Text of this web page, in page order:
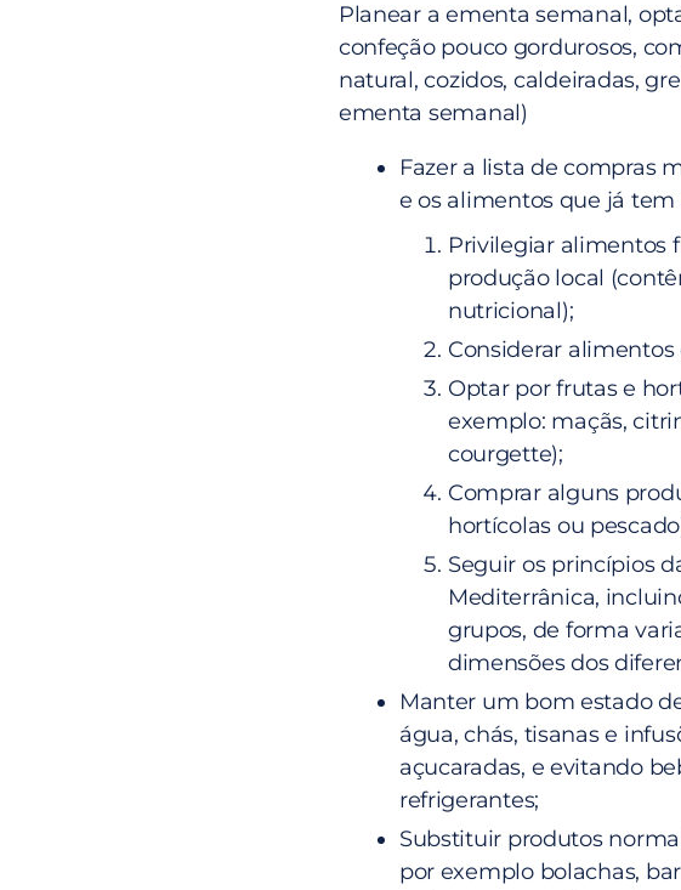
Planear a ementa semanal,
confeção pouco gordurosos,
natural, cozidos, caldeiradas,
ementa semanal)
Fazer a lista de compras
e os alimentos que já tem
Privilegiar alimentos
produção local
nutricional);
Considerar
Optar por frutas e
exemplo: maçãs,
courgette);
Comprar alguns
hortícolas ou
Seguir os princípios
Mediterrânica,
grupos, de forma
dimensões dos
Manter um bom estado
água, chás, tisanas e
açucaradas, e evitando
refrigerantes;
Substituir produtos
por exemplo bolachas,